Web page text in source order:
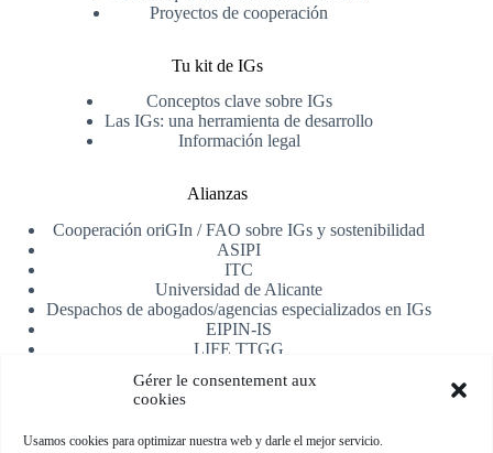
Gérer le consentement aux
cookies
Usamos cookies para optimizar nuestra web y darle el mejor servicio.
Proyectos de cooperación
Tu kit de IGs
Conceptos clave sobre IGs
Las IGs: una herramienta de desarrollo
Información legal
Alianzas
Cooperación oriGIn / FAO sobre IGs y sostenibilidad
ASIPI
ITC
Universidad de Alicante
Despachos de abogados/agencias especializados en IGs
EIPIN-IS
LIFE TTGG